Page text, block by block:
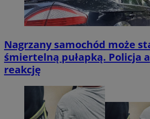
Nagrzany samochód może
śmiertelną pułapką. Policja
reakcję